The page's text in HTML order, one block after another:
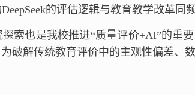
的评估逻辑与教育教学改革同频
索也是我校推进“质量评价+AI”的重
破解传统教育评价中的主观性偏差、